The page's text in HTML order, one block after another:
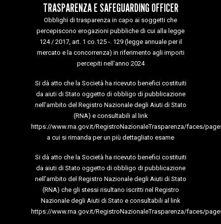
TRASPARENZA E SAFEGUARDING OFFICER
Obblighi di trasparenza in capo ai soggetti che
percepiscono erogazioni pubbliche di cui alla legge
124 / 2017, art. 1 co.125 -. 129 (legge annuale per il
mercato e la concorrenza) in riferimento agli importi
percepiti nell’anno 2024
Si dà atto che la Società ha ricevuto benefici costituiti
da aiuti di Stato oggetto di obbligo di pubblicazione
nell’ambito del Registro Nazionale degli Aiuti di Stato
(RNA) e consultabili al link
https://www.rna.gov.it/RegistroNazionaleTrasparenza/faces/
a cui si rimanda per un più dettagliato esame
Si dà atto che la Società ha ricevuto benefici costituiti
da aiuti di Stato oggetto di obbligo di pubblicazione
nell’ambito del Registro Nazionale degli Aiuti di Stato
(RNA) che gli stessi risultano iscritti nel Registro
Nazionale degli Aiuti di Stato e consultabili al link
https://www.rna.gov.it/RegistroNazionaleTrasparenza/faces/